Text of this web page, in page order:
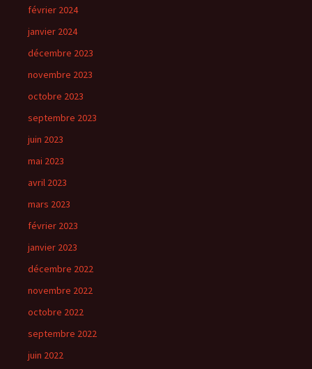
février 2024
janvier 2024
décembre 2023
novembre 2023
octobre 2023
septembre 2023
juin 2023
mai 2023
avril 2023
mars 2023
février 2023
janvier 2023
décembre 2022
novembre 2022
octobre 2022
septembre 2022
juin 2022